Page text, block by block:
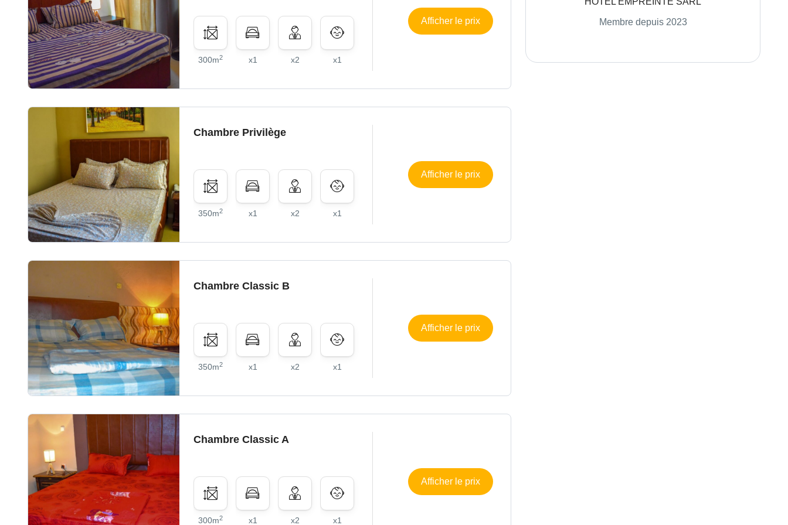
300m2 x1 x2 x1
Afficher le prix
Chambre Privilège
350m2 x1 x2 x1
Afficher le prix
Chambre Classic B
350m2 x1 x2 x1
Afficher le prix
Chambre Classic A
300m2 x1 x2 x1
Afficher le prix
Membre depuis 2023